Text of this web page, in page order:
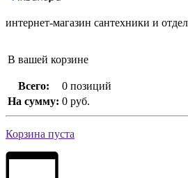
интернет-магазин сантехники и
В вашей корзине
Всего:
0 позиций
На сумму: 0 руб.
Корзина пуста